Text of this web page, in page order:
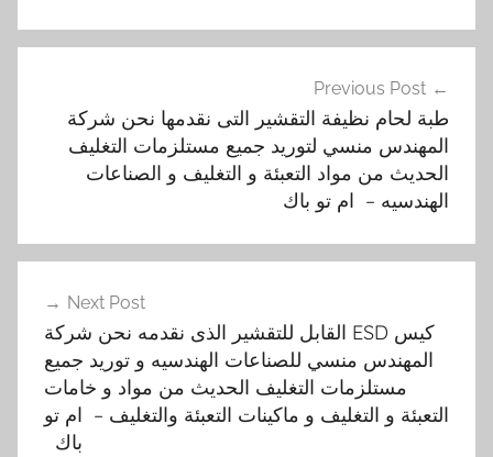
المقالات
Previous Post
طبة لحام نظيفة التقشير التى نقدمها نحن شركة
المهندس منسي لتوريد جميع مستلزمات التغليف
الحديث من مواد التعبئة و التغليف و الصناعات
الهندسيه – ام تو باك
Next Post
كيس ESD القابل للتقشير الذى نقدمه نحن شركة
المهندس منسي للصناعات الهندسيه و توريد جميع
مستلزمات التغليف الحديث من مواد و خامات
التعبئة و التغليف و ماكينات التعبئة والتغليف – ام تو
باك